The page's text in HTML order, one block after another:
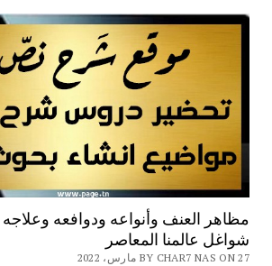
مظاهر العنف وأنواعه ودوافعه
شواغل عالمنا المعاصر
BY CHAR7 NAS ON 27 مارس، 2022